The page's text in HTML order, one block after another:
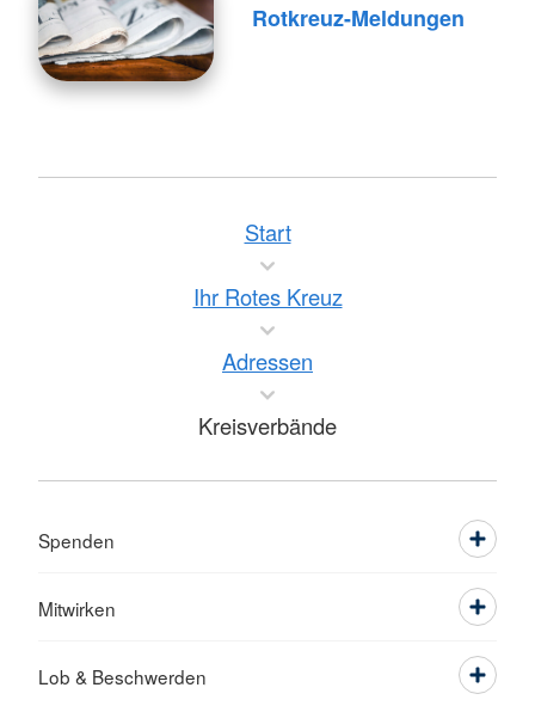
Rotkreuz-Meldungen
Start
Ihr Rotes Kreuz
Adressen
Kreisverbände
Spenden
Mitwirken
Lob & Beschwerden